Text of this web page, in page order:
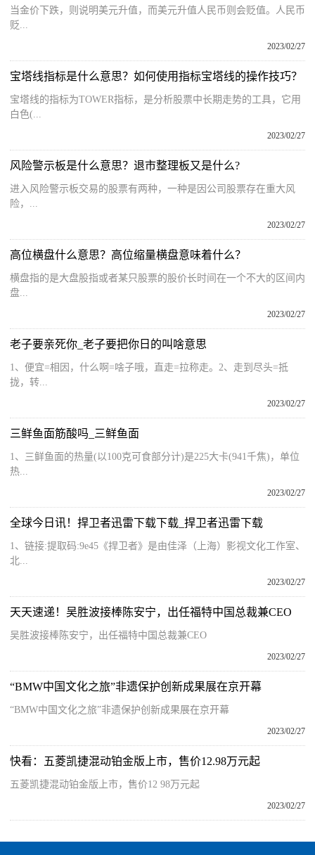
当金价下跌，则说明美元升值，而美元升值人民币则会贬值。人民币
贬...
2023/02/27
宝塔线指标是什么意思？如何使用指标宝塔线的操作技巧？
宝塔线的指标为TOWER指标，是分析股票中长期走势的工具，它用
白色(...
2023/02/27
风险警示板是什么意思？退市整理板又是什么?
进入风险警示板交易的股票有两种，一种是因公司股票存在重大风
险，...
2023/02/27
高位横盘什么意思？高位缩量横盘意味着什么？
横盘指的是大盘股指或者某只股票的股价长时间在一个不大的区间内
盘...
2023/02/27
老子要亲死你_老子要把你日的叫啥意思
1、便宜=相因，什么啊=啥子哦，直走=拉称走。2、走到尽头=抵
拢，转...
2023/02/27
三鲜鱼面筋酸吗_三鲜鱼面
1、三鲜鱼面的热量(以100克可食部分计)是225大卡(941千焦)，单位
热...
2023/02/27
全球今日讯！捍卫者迅雷下载下载_捍卫者迅雷下载
1、链接:提取码:9e45《捍卫者》是由佳泽（上海）影视文化工作室、
北...
2023/02/27
天天速递！吴胜波接棒陈安宁，出任福特中国总裁兼CEO
吴胜波接棒陈安宁，出任福特中国总裁兼CEO
2023/02/27
“BMW中国文化之旅”非遗保护创新成果展在京开幕
“BMW中国文化之旅”非遗保护创新成果展在京开幕
2023/02/27
快看：五菱凯捷混动铂金版上市，售价12.98万元起
五菱凯捷混动铂金版上市，售价12 98万元起
2023/02/27